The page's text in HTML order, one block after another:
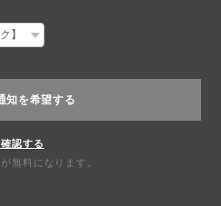
知を希望する
認する
無料になります。